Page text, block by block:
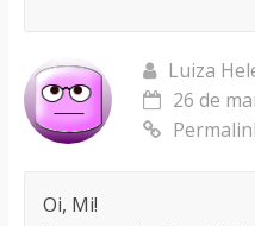
Luiza
26 de
Oi, Mi!